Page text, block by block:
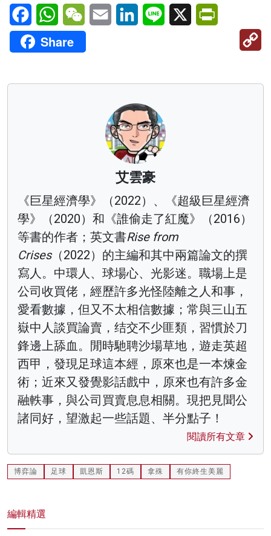
FacebookWhatsAppWeChatEmail LinkedInLine X
Share
艾雲豪
《巨星經濟學》（2022）、《超級巨星經濟
學》（2020）和《誰偷走了紅魔》（2016）
等書的作者；英文書Rise from
Crises（2022）的主編和其中兩篇論文的撰
寫人。中環人、球場心、光影迷。職場上是
公司收買佬，經歷許多光怪陸離之人和事，
愛看數據，但又不太相信數據；常與三山五
嶽中人談買論賣，结交不少匪類，習慣於刀
鋒邊上舔血。閒時馳聘沙場草地，遊走英超
西甲，發現足球這本經，原來也是一本煉金
術；近來又發覺影話戲中，原來也有許多金
融軼事，與公司買賣息息相關。現把見聞公
諸同好，望激起一些話題、半分點子！
閱讀所有文章
博弈論 足球 凱恩斯 12碼 拿殊 有你終生美麗
編輯精選